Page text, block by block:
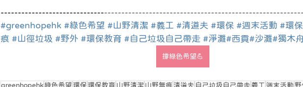
------------------------------
#greenhopehk #綠色希望 #山野清潔 #義工 #清道夫 #環保 #週末活動 #環
痕 #山徑垃圾 #野外 #環保教育 #自己垃圾自己帶走 #淨灘#西貢#沙灘#獨木
撐綠色希望💪
greenhopehk綠色希望 環保 環保教育 山野清潔 山野無痕 清道夫 自己垃圾自己帶走 義工 週末活動 野